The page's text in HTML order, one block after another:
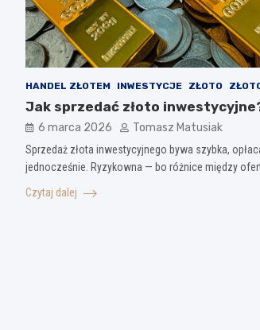
HANDEL ZŁOTEM INWESTYCJE ZŁOTO
Jak sprzedać złoto
6 marca 2026 Tomasz Matusiak
Sprzedaż złota inwestycyjnego bywa szybka,
jednocześnie. Ryzykowna — bo różnice między
Czytaj dalej